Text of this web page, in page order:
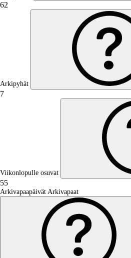
62
Arkipyhät
7
Viikonlopulle osuvat
55
ArkivapaapäivätArkivapaat